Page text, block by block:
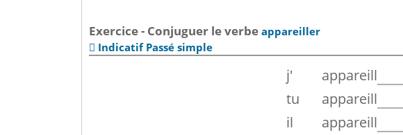
Exercice - Conjuguer le verbeappareiller
 Indicatif Passé simple
j'
appareill
tu
appareill
il
appareill